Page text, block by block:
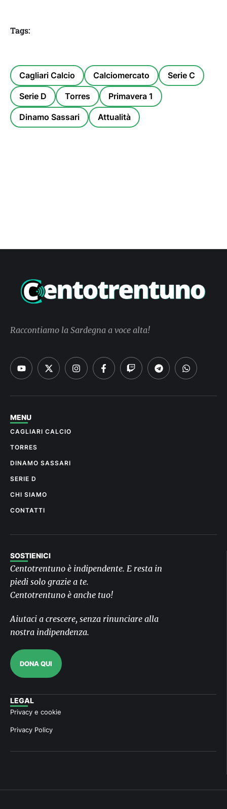
Tags:
Cagliari Calcio Calciomercato Serie C
Serie D Torres Primavera 1
Dinamo Sassari Attualità
Raccontiamo la Sardegna a voce alta!
MENU
CAGLIARI CALCIO
TORRES
DINAMO SASSARI
SERIE D
CHI SIAMO
CONTATTI
SOSTIENICI
Centotrentuno è indipendente. E resta in
piedi solo grazie a te.
Centotrentuno è anche tuo!
Aiutaci a crescere, senza rinunciare alla
nostra indipendenza.
DONA QUI
LEGAL
Privacy e cookie
Privacy Policy